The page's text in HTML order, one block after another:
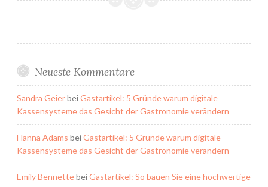
Neueste Kommentare
Sandra GeierbeiGastartikel: 5 Gründe warum digitale
Kassensysteme das Gesicht der Gastronomie verändern
Hanna Adams beiGastartikel: 5 Gründe warum digitale
Kassensysteme das Gesicht der Gastronomie verändern
Emily BennettebeiGastartikel: So bauen Sie eine hochwertige